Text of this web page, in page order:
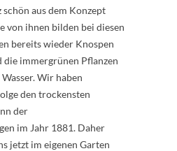
schön aus dem Konzept
von ihnen bilden bei diesen
bereits wieder Knospen
immergrünen Pflanzen
Wir haben
den trockensten
der
im Jahr 1881. Daher
jetzt im eigenen Garten